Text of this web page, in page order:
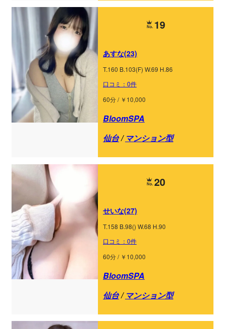
19
あすな(23)
T.160 B.103(F) W.69 H.86
口コミ：0件
60分 / ￥10,000
BloomSPA
仙台/ マンション型
20
せいな(27)
T.158 B.98() W.68 H.90
口コミ：0件
60分 / ￥10,000
BloomSPA
仙台/ マンション型